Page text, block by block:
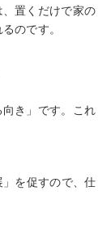
置くだけで家の
のです。
き」です。これ
を促すので、仕